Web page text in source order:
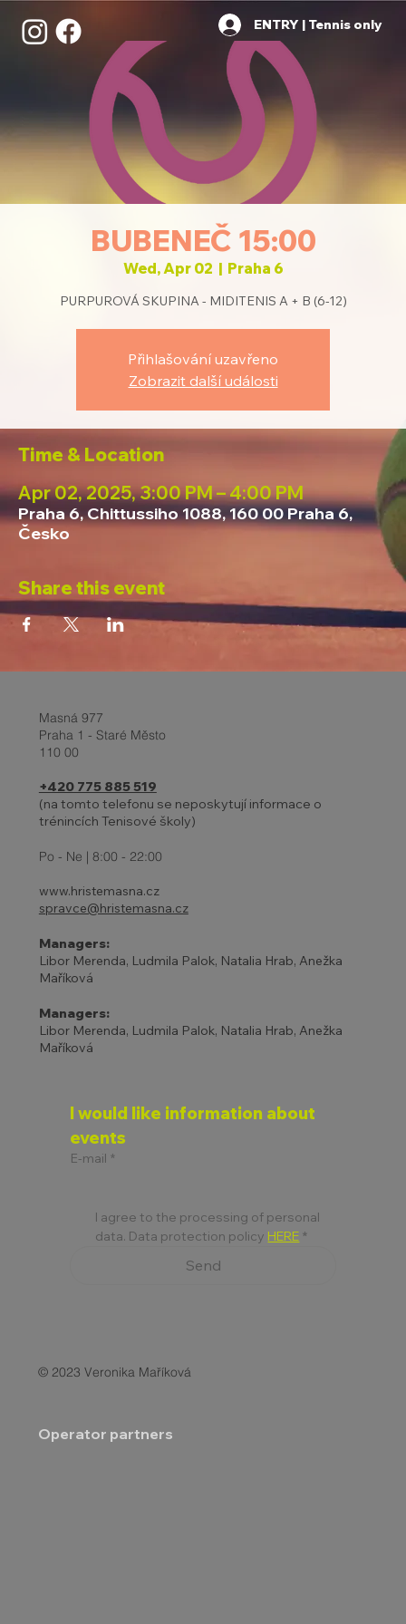
ENTRY | Tennis only
BUBENEČ 15:00
Wed, Apr 02
  |
Praha 6
PURPUROVÁ SKUPINA - MIDITENIS A + B (6-12)
Přihlašování uzavřeno
Zobrazit další události
Time & Location
Apr 02, 2025, 3:00 PM – 4:00 PM
Praha 6, Chittussiho 1088, 160 00 Praha 6,
Česko
Share this event
Masná 977
Praha 1 - Staré Město
110 00
+420 775 885 519
(na tomto telefonu se neposkytují informace o
trénincích Tenisové školy)
Po - Ne | 8:00 - 22:00
www.hristemasna.cz
spravce@hristemasna.cz
Managers:
Libor Merenda, Ludmila Palok, Natalia Hrab, Anežka
Maříková
Managers:
Libor Merenda, Ludmila Palok, Natalia Hrab, Anežka
Maříková
I would like information about
events
E-mail *
I agree to the processing of personal
data. Data protection policy HERE *
Send
© 2023 Veronika Maříková
Operator partners